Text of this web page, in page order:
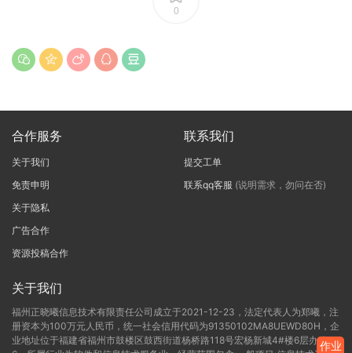
0
合作服务
关于我们
免责申明
关于隐私
广告合作
资源投稿合作
联系我们
提交工单
联系qq客服 (说明需求，勿问在否)
关于我们
福州正晓曦信息技术有限责任公司成立于2021-12-23，法定代表人为郑曦，注
册资本为100万元人民币，统一社会信用代码为91350102MA8UEWD80H，企
业地址位于福建省福州市鼓楼区鼓西街道杨桥路118号宏杨新城4#楼6层办公C-
作业